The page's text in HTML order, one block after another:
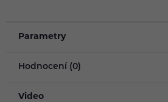
Parametry
Hodnocení (0)
Video